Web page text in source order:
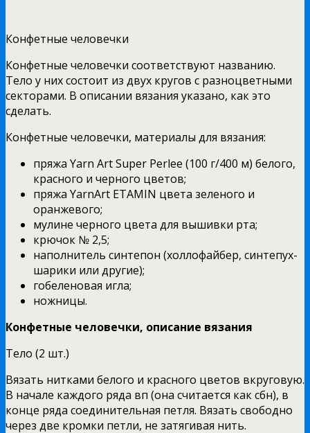
Конфетные человечки
Конфетные человечки соответствуют названию.
Тело у них состоит из двух кругов с разноцветными
секторами. В описании вязания указано, как это
сделать.
Конфетные человечки, материалы для вязания:
пряжа Yarn Art Super Perlee (100 г/400 м) белого,
красного и черного цветов;
пряжа YarnArt ETAMIN цвета зеленого и
оранжевого;
мулине черного цвета для вышивки рта;
крючок № 2,5;
наполнитель синтепон (холлофайбер, синтепух-
шарики или другие);
гобеленовая игла;
ножницы.
Конфетные человечки, описание вязания
Тело (2 шт.)
Вязать нитками белого и красного цветов вкруговую.
В начале каждого ряда вп (она считается как сбн), в
конце ряда соединительная петля. Вязать свободно
через две кромки петли, не затягивая нить.